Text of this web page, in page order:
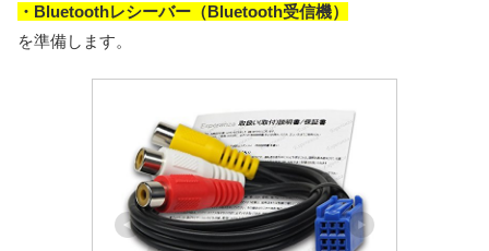
・Bluetoothレシーバー（Bluetooth受信機）
を準備します。